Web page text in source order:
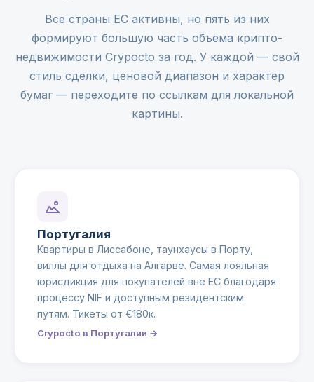
Все страны ЕС активны, но пять из них
формируют большую часть объёма крипто-
недвижимости Crypocto за год. У каждой — свой
стиль сделки, ценовой диапазон и характер
бумаг — переходите по ссылкам для локальной
картины.
Португалия
Квартиры в Лиссабоне, таунхаусы в Порту,
виллы для отдыха на Алгарве. Самая лояльная
юрисдикция для покупателей вне ЕС благодаря
процессу NIF и доступным резидентским
путям. Тикеты от €180к.
Crypocto в Португалии →